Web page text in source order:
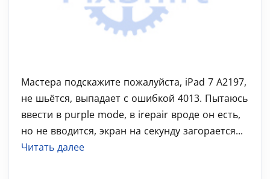
Мастера подскажите пожалуйста, iPad 7 A2197,
не шьётся, выпадает с ошибкой 4013. Пытаюсь
ввести в purple mode, в irеpair вроде он есть,
но не вводится, экран на секунду загорается...
Читать далее